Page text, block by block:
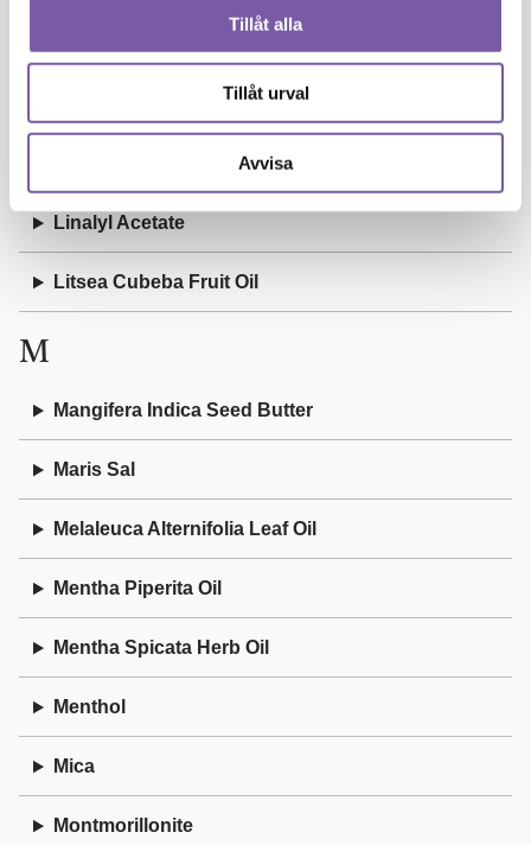
Tillåt alla
Tillåt urval
Avvisa
Linalyl Acetate
Litsea Cubeba Fruit Oil
M
Mangifera Indica Seed Butter
Maris Sal
Melaleuca Alternifolia Leaf Oil
Mentha Piperita Oil
Mentha Spicata Herb Oil
Menthol
Mica
Montmorillonite